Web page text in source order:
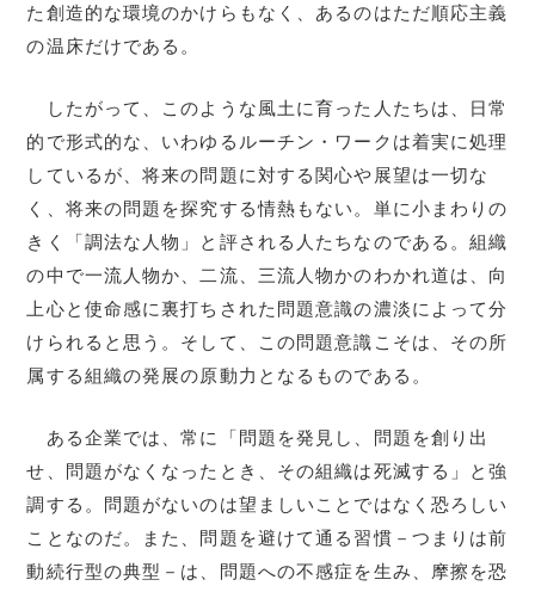
た創造的な環境のかけらもなく、あるのはただ順応主義
の温床だけである。
したがって、このような風土に育った人たちは、日常
的で形式的な、いわゆるルーチン・ワークは着実に処理
しているが、将来の問題に対する関心や展望は一切な
く、将来の問題を探究する情熱もない。単に小まわりの
きく「調法な人物」と評される人たちなのである。組織
の中で一流人物か、二流、三流人物かのわかれ道は、向
上心と使命感に裏打ちされた問題意識の濃淡によって分
けられると思う。そして、この問題意識こそは、その所
属する組織の発展の原動力となるものである。
ある企業では、常に「問題を発見し、問題を創り出
せ、問題がなくなったとき、その組織は死滅する」と強
調する。問題がないのは望ましいことではなく恐ろしい
ことなのだ。また、問題を避けて通る習慣－つまりは前
動続行型の典型－は、問題への不感症を生み、摩擦を恐